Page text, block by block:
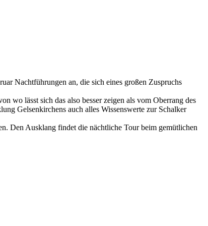
Nachtführungen an, die sich eines großen Zuspruchs
wo lässt sich das also besser zeigen als vom Oberrang des
Gelsenkirchens auch alles Wissenswerte zur Schalker
Den Ausklang findet die nächtliche Tour beim gemütlichen